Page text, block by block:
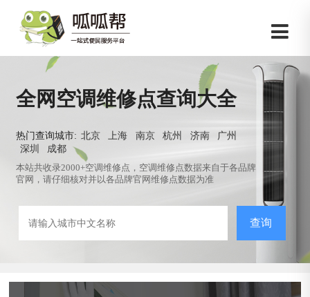
全网空调维修点查询大全
热门查询城市: 北京 上海 南京 杭州 济南
广州
深圳
成都
本站共收录2000+空调维修点，空调维修点数据来自于各品牌
官网，请仔细核对并以各品牌官网维修点数据为准
查询